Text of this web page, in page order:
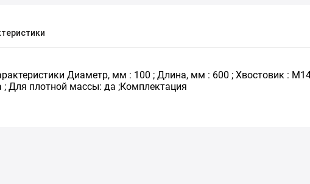
Диаметр, мм : 100 ; Длина, мм : 600 ; Хвостовик :
Для плотной массы: да ;Комплектация